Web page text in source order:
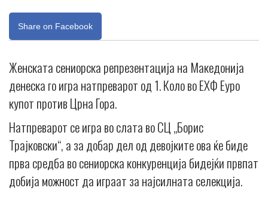
Share on Facebook
Женската сениорска репрезентација на Македонија
денеска го игра натпреварот од 1. Коло во ЕХФ Еуро
купот против Црна Гора.
Натпреварот се игра во слата во СЦ „Борис
Трајковски“, а за добар дел од девојките ова ќе биде
прва средба во сениорска конкуренција бидејќи првпат
добија можност да играат за најсилната селекција.